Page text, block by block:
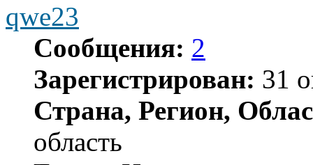
qwe23
Сообщения: 2
Зарегистрирован: 31
Страна, Регион,
область